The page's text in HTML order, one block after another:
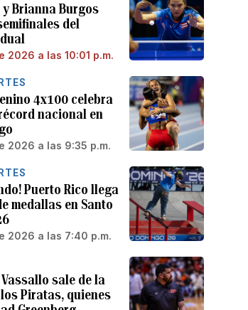
Brianna Burgos
del
2026 a las 10:01 p.m.
4x100 celebra
nacional en
2026 a las 9:35 p.m.
Puerto Rico llega
medallas en Santo
2026 a las 7:40 p.m.
sale de la
Piratas, quienes